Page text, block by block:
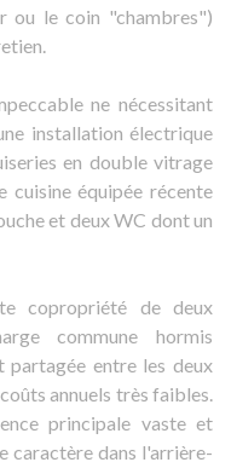
ou le coin "chambres")
ne nécessitant
installation électrique
en double vitrage
équipée récente
et deux WC dont un
copropriété de deux
commune hormis
partagée entre les deux
annuels très faibles.
principale vaste et
caractère dans l'arrière-